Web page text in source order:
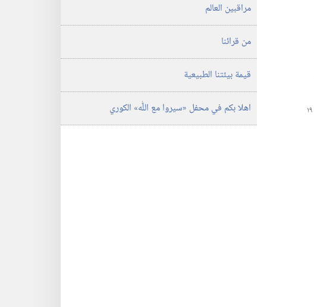
مراقبين العالم
من قرائنا
قيمة بيئتنا الطبيعية
اهلا بكم في محفل «سيروا مع اللّٰه» الكوري